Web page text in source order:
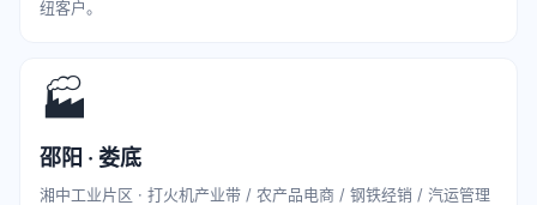
纽客户。
🏭
邵阳 · 娄底
湘中工业片区 · 打火机产业带 / 农产品电商 / 钢铁经销 / 汽运管理